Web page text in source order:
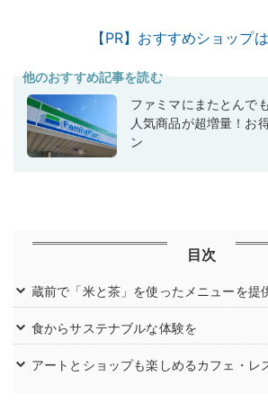
【PR】おすすめショップ
他のおすすめ記事を読む
ファミマにまたとんで
人気商品が超増量！お
ン
目次
蔵前で「米と茶」を使ったメニューを提
食からサステナブルな体験を
アートとショップも楽しめるカフェ・レ